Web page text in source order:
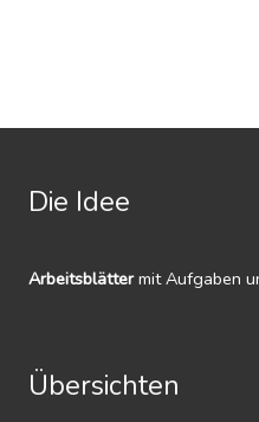
Die Idee
Arbeitsblättermit Aufgaben
Übersichten